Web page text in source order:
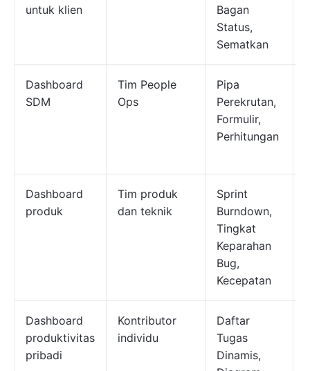
untuk klien
Bagan
Status,
Sematkan
Dashboard
SDM
Tim People
Ops
Pipa
Perekrutan,
Formulir,
Perhitungan
Dashboard
produk
Tim produk
dan teknik
Sprint
Burndown,
Tingkat
Keparahan
Bug,
Kecepatan
Dashboard
produktivitas
pribadi
Kontributor
individu
Daftar
Tugas
Dinamis,